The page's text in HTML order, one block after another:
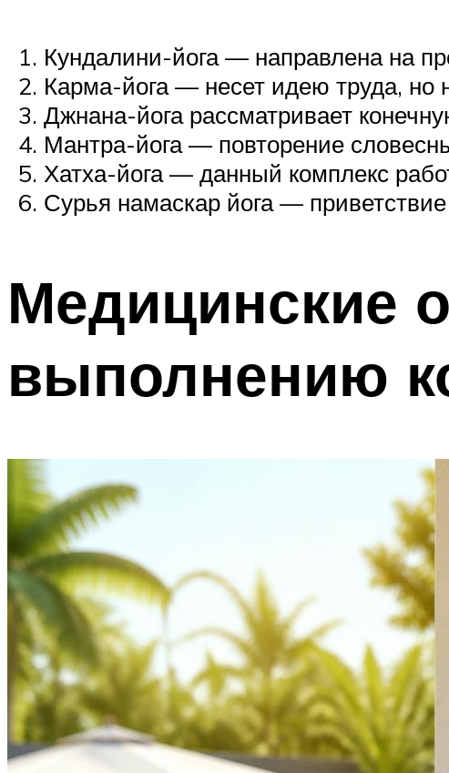
Кундалини-йога — направлена на
Карма-йога — несет идею труда, но
Джнана-йога рассматривает
Мантра-йога — повторение
Хатха-йога — данный комплекс
Сурья намаскар йога —
Медицинские
выполнению